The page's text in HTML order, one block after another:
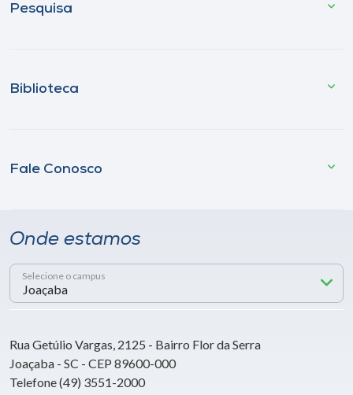
Pesquisa
Biblioteca
Fale Conosco
Onde estamos
Selecione o campus
Rua Getúlio Vargas, 2125 - Bairro Flor da Serra
Joaçaba - SC - CEP 89600-000
Telefone (49) 3551-2000